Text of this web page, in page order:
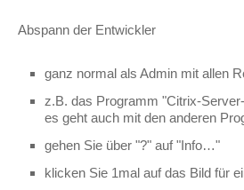
Abspann der Entwickler
ganz normal als Admin mit allen
z.B. das Programm "Citrix-
es geht auch mit den anderen
gehen Sie über "?" auf "Info…"
klicken Sie 1mal auf das Bild für